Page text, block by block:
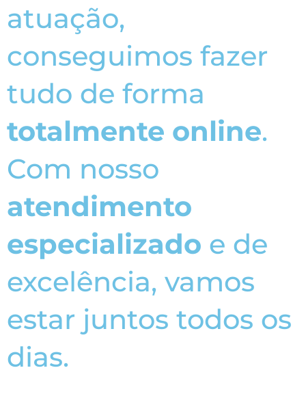
atuação,
conseguimos fazer
tudo de forma
totalmente online.
Com nosso
atendimento
especializado e de
excelência, vamos
estar juntos todos os
dias.